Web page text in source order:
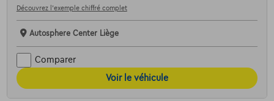
Découvrez l’exemple chiffré complet
Autosphere Center Liège
Comparer
Voir le véhicule